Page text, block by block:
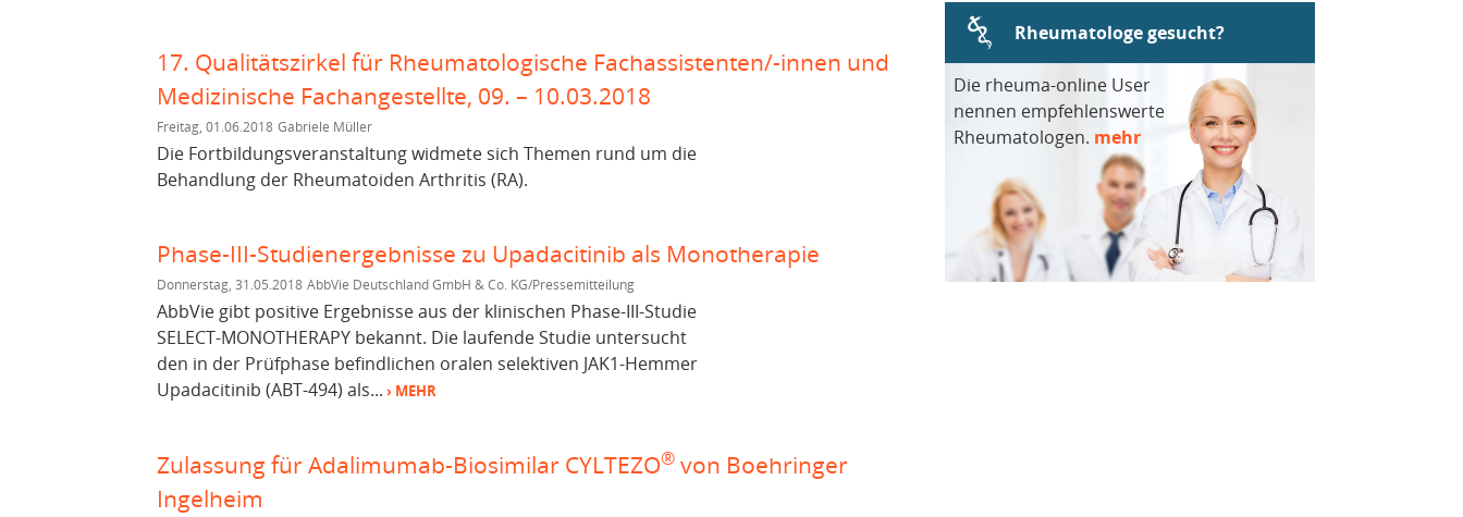
17. Qualitätszirkel für Rheumatologische Fachassistenten/-innen und
Medizinische Fachangestellte, 09. – 10.03.2018
Freitag, 01.06.2018 Gabriele Müller
Die Fortbildungsveranstaltung widmete sich Themen rund um die
Behandlung der Rheumatoiden Arthritis (RA).
Phase-III-Studienergebnisse zu Upadacitinib als Monotherapie
Donnerstag, 31.05.2018 AbbVie Deutschland GmbH & Co. KG/Pressemitteilung
AbbVie gibt positive Ergebnisse aus der klinischen Phase-III-Studie
SELECT-MONOTHERAPY bekannt. Die laufende Studie untersucht
den in der Prüfphase befindlichen oralen selektiven JAK1-Hemmer
Upadacitinib (ABT-494) als... › MEHR
Zulassung für Adalimumab-Biosimilar CYLTEZO® von Boehringer
Ingelheim
Rheumatologe gesucht?
Die rheuma-online User
nennen empfehlenswerte
Rheumatologen. mehr